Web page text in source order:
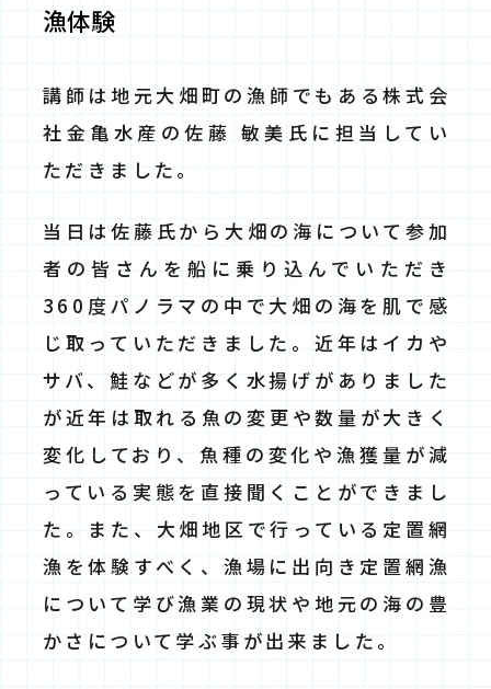
漁体験
講師は地元大畑町の漁師でもある株式会
社金亀水産の佐藤 敏美氏に担当してい
ただきました。
当日は佐藤氏から大畑の海について参加
者の皆さんを船に乗り込んでいただき
360度パノラマの中で大畑の海を肌で感
じ取っていただきました。近年はイカや
サバ、鮭などが多く水揚げがありました
が近年は取れる魚の変更や数量が大きく
変化しており、魚種の変化や漁獲量が減
っている実態を直接聞くことができまし
た。また、大畑地区で行っている定置網
漁を体験すべく、漁場に出向き定置網漁
について学び漁業の現状や地元の海の豊
かさについて学ぶ事が出来ました。